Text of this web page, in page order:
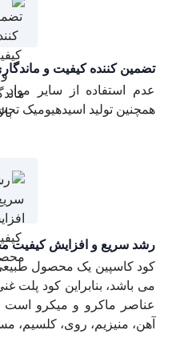
تضمین کننده کیفیت و
عدم استفاده از سایر مواد
همچنین تولید اسیدهیومیک
رشد سریع و افزایش کیفیت
کود کاسپین یک محصول
می باشد، بنابراین کود پلت
عناصر ماکرو و میکرو است
آهن، منیزیم، روی، کلسیم،